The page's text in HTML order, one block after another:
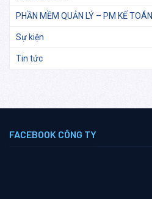
PHẦN MỀM QUẢN LÝ – PM KẾ TOÁN
Sự kiện
Tin tức
FACEBOOK CÔNG TY